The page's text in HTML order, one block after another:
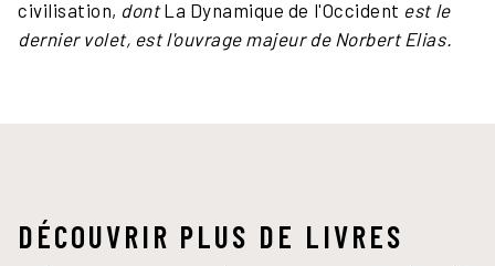
civilisation, dontLa Dynamique de l'Occident est le
dernier volet, est l'ouvrage majeur de Norbert Elias.
DÉCOUVRIR PLUS DE LIVRES